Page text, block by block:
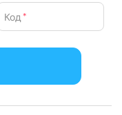
Код *